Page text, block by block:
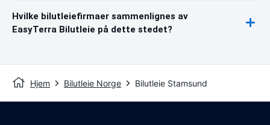
Hvilke bilutleiefirmaer sammenlignes av
EasyTerra Bilutleie på dette stedet?
Hjem Bilutleie Norge Bilutleie Stamsund